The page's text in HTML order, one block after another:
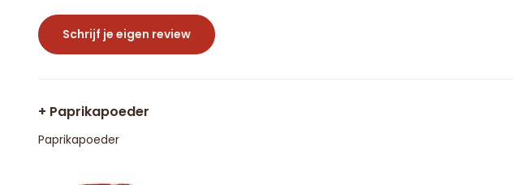
Schrijf je eigen review
+ Paprikapoeder
Paprikapoeder